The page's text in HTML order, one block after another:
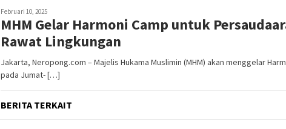
Februari 10, 2025
MHM Gelar Harmoni Camp untuk
Rawat Lingkungan
Jakarta, Neropong.com – Majelis Hukama Muslimin (MHM) akan menggelar
pada Jumat- […]
BERITA TERKAIT